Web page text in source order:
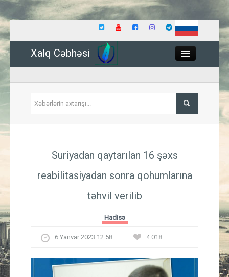
Xalq Cəbhəsi
İqtisadiyyat
Güney Azərbaycan
Mədəniyyət
Suriyadan qaytarılan 16 şəxs
reabilitasiyadan sonra qohumlarına
təhvil verilib
Hadisə
6 Yanvar 2023 12:58 4 018